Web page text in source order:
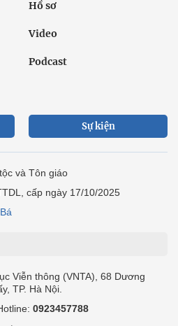
Hồ sơ
Video
Podcast
Sự kiện
và Tôn giáo
cấp ngày 17/10/2025
Viễn thông (VNTA), 68 Dương
TP. Hà Nội.
0923457788